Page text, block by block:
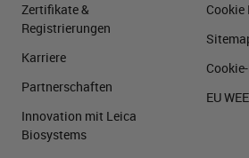
Zertifikate &
Registrierungen
Karriere
Partnerschaften
Innovation mit Leica
Biosystems
Cookie
EU